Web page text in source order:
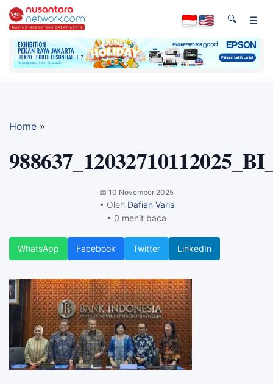
🔍 ☰
Home »
📅 10 November 2025
• Oleh Dafian Varis
• 0 menit baca
WhatsApp Facebook Twitter LinkedIn